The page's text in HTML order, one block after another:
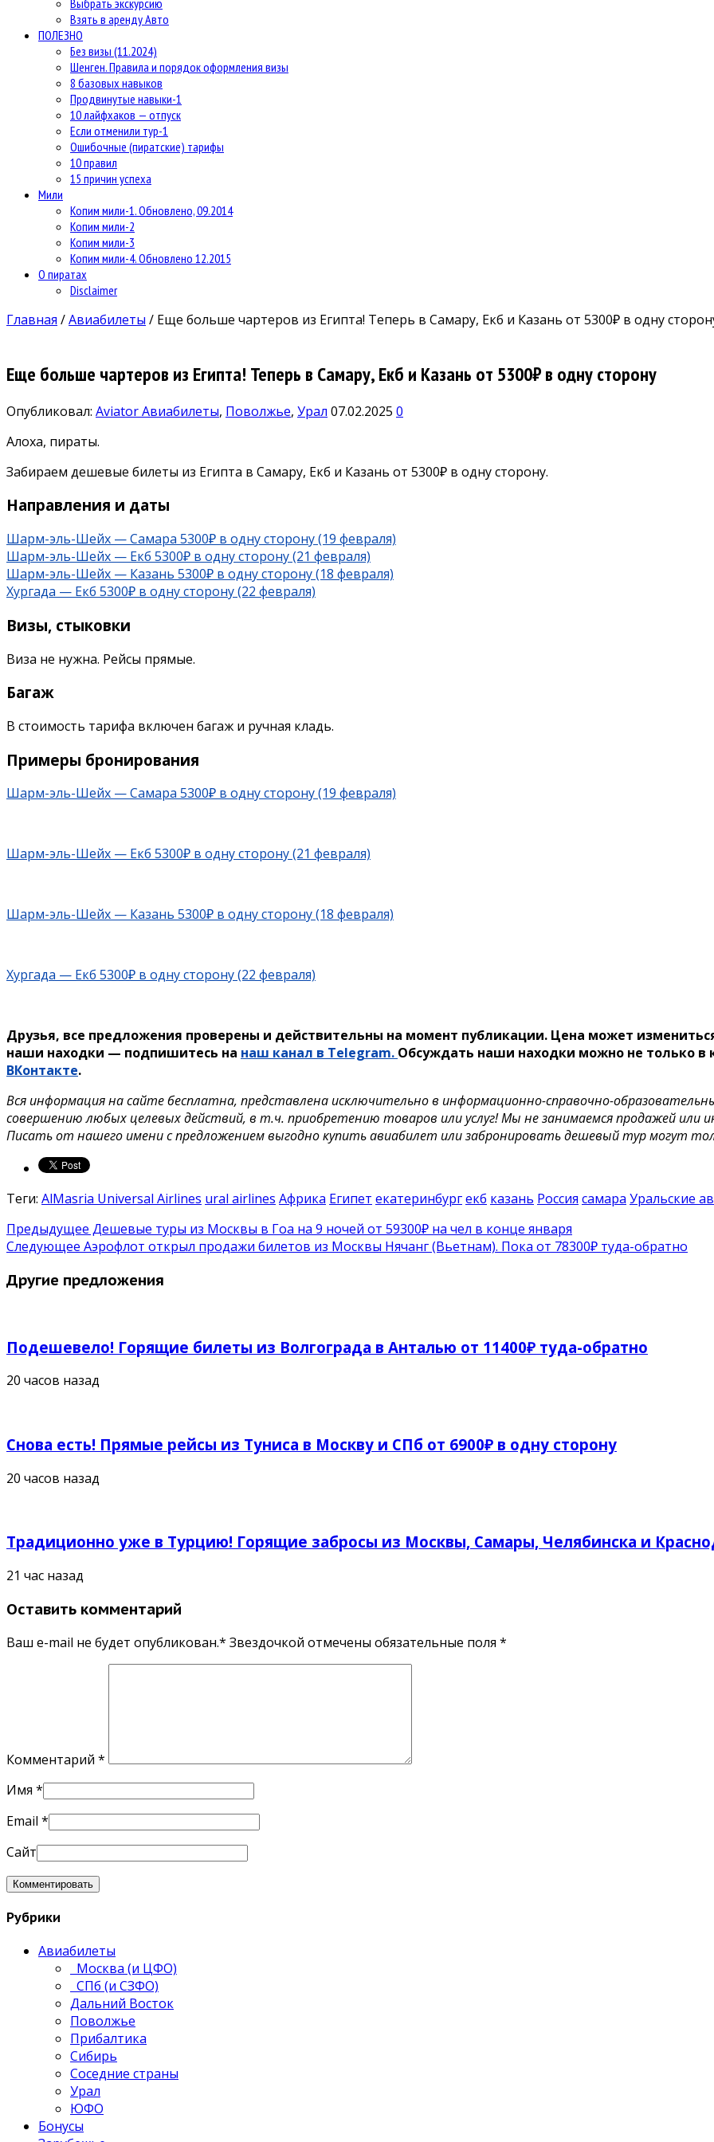
Взять в аренду Авто
ПОЛЕЗНО
Без визы (11.2024)
Шенген. Правила и порядок оформления визы
8 базовых навыков
Продвинутые навыки-1
10 лайфхаков — отпуск
Если отменили тур-1
Ошибочные (пиратские) тарифы
10 правил
15 причин успеха
Мили
Копим мили-1. Обновлено, 09.2014
Копим мили-2
Копим мили-3
Копим мили-4. Обновлено 12.2015
О пиратах
Disclaimer
Главная /Авиабилеты / Еще больше чартеров из Египта! Теперь в Самару, Екб и Казань от 5300₽ в одну
Еще больше чартеров из Египта! Теперь в Самару, Екб и Казань от 5300₽ в одну сторону
Опубликовал: AviatorАвиабилеты, Поволжье, Урал 07.02.2025 0
Алоха, пираты.
Забираем дешевые билеты из Египта в Самару, Екб и Казань от 5300₽ в одну сторону.
Направления и даты
Шарм-эль-Шейх — Самара 5300₽ в одну сторону (19 февраля)
Шарм-эль-Шейх — Екб 5300₽ в одну сторону (21 февраля)
Шарм-эль-Шейх — Казань 5300₽ в одну сторону (18 февраля)
Хургада — Екб 5300₽ в одну сторону (22 февраля)
Визы, стыковки
Виза не нужна. Рейсы прямые.
Багаж
В стоимость тарифа включен багаж и ручная кладь.
Примеры бронирования
Шарм-эль-Шейх — Самара 5300₽ в одну сторону (19 февраля)
Шарм-эль-Шейх — Екб 5300₽ в одну сторону (21 февраля)
Шарм-эль-Шейх — Казань 5300₽ в одну сторону (18 февраля)
Хургада — Екб 5300₽ в одну сторону (22 февраля)
Друзья, все предложения проверены и действительны на момент публикации. Цена может
наши находки — подпишитесь на наш канал в Telegram. Обсуждать наши находки можно не только в
ВКонтакте.
Вся информация на сайте бесплатна, представлена исключительно в информационно-справочно-
совершению любых целевых действий, в т.ч. приобретению товаров или услуг! Мы не занимаемся продажей или
Писать от нашего имени с предложением выгодно купить авиабилет или забронировать дешевый тур могут
Теги: AlMasria Universal Airlines ural airlines Африка Египет екатеринбургекб казань Россия самара Уральские
Предыдущее Дешевые туры из Москвы в Гоа на 9 ночей от 59300₽ на чел в конце января
Следующее Аэрофлот открыл продажи билетов из Москвы Нячанг (Вьетнам). Пока от 78300₽ туда-обратно
Другие предложения
Подешевело! Горящие билеты из Волгограда в Анталью от 11400₽ туда-обратно
20 часов назад
Снова есть! Прямые рейсы из Туниса в Москву и СПб от 6900₽ в одну сторону
20 часов назад
Традиционно уже в Турцию! Горящие забросы из Москвы, Самары, Челябинска и
21 час назад
Оставить комментарий
Ваш e-mail не будет опубликован.* Звездочкой отмечены обязательные поля *
Комментарий *
Имя *
Email *
Сайт
Рубрики
Авиабилеты
Москва (и ЦФО)
СПб (и СЗФО)
Дальний Восток
Поволжье
Прибалтика
Сибирь
Соседние страны
Урал
ЮФО
Бонусы